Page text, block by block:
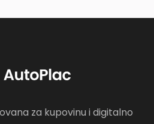
za kupovinu i digitalno